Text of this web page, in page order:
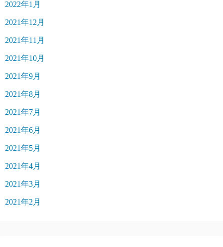
2022年1月
2021年12月
2021年11月
2021年10月
2021年9月
2021年8月
2021年7月
2021年6月
2021年5月
2021年4月
2021年3月
2021年2月